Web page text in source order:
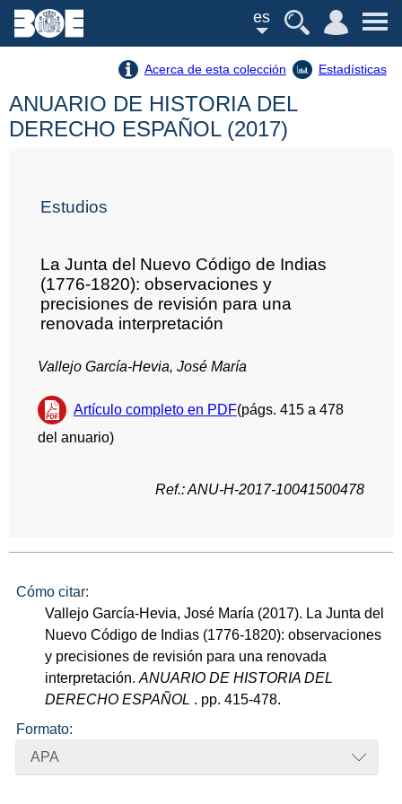
es
Acerca de esta colección Estadísticas
ANUARIO DE HISTORIA DEL
DERECHO ESPAÑOL (2017)
Estudios
La Junta del Nuevo Código de Indias
(1776-1820): observaciones y
precisiones de revisión para una
renovada interpretación
Vallejo García-Hevia, José María
Artículo completo en PDF(págs. 415 a 478
del anuario)
Ref.: ANU-H-2017-10041500478
Cómo citar:
Vallejo García-Hevia, José María (2017). La Junta del
Nuevo Código de Indias (1776-1820): observaciones
y precisiones de revisión para una renovada
interpretación.ANUARIO DE HISTORIA DEL
DERECHO ESPAÑOL . pp. 415-478.
Formato:
APA